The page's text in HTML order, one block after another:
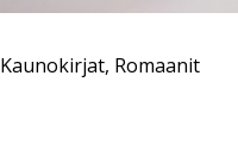
Kaunokirjat, Romaanit